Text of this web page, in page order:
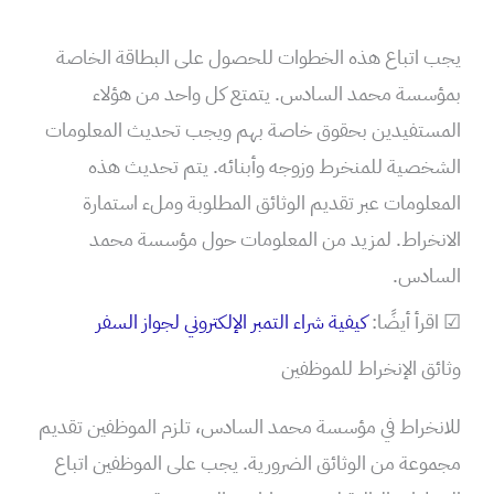
يجب اتباع هذه الخطوات للحصول على البطاقة الخاصة
بمؤسسة محمد السادس. يتمتع كل واحد من هؤلاء
المستفيدين بحقوق خاصة بهم ويجب تحديث المعلومات
الشخصية للمنخرط وزوجه وأبنائه. يتم تحديث هذه
المعلومات عبر تقديم الوثائق المطلوبة وملء استمارة
الانخراط. لمزيد من المعلومات حول مؤسسة محمد
السادس.
☑ اقرأ أيضًا:كيفية شراء التمبر الإلكتروني لجواز السفر
وثائق الإنخراط للموظفين
للانخراط في مؤسسة محمد السادس، تلزم الموظفين تقديم
مجموعة من الوثائق الضرورية. يجب على الموظفين اتباع